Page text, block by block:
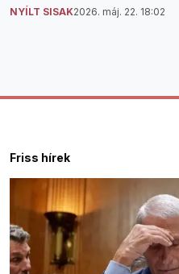
NYÍLT SISAK2026. máj. 22. 18:02
Friss hírek